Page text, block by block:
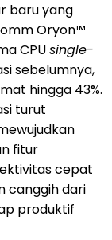
baru yang
Oryon™
CPUsingle-
sebelumnya,
hingga 43%.
turut
fitur
cepat
canggih dari
produktif